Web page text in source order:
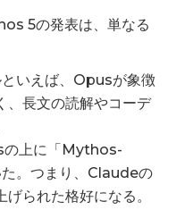
5の発表は、単なる
いえば、Opusが象徴
、長文の読解やコーデ
の上に「Mythos-
。つまり、Claudeの
られた格好になる。